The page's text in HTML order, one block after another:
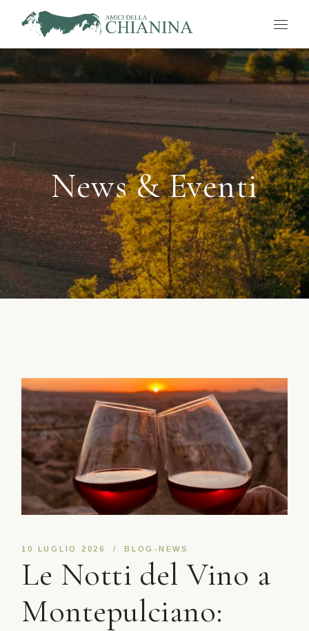
News & Eventi
10 LUGLIO 2026 BLOG-NEWS
Le Notti del Vino a
Montepulciano: